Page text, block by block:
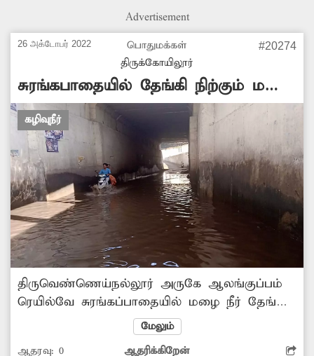
சீர்கேடு ஏற்படுவதால் பொதுமக்களுக்கு
தவிர்க்க அங்கு வடிகால் வசதி செய்து தர
சம்பந்தப்பட்டதுறை அதிகாரிகள் நடவடிக்கை
எடுக்க வேண்டியது அவசியம்.
Advertisement
26 அக்டோபர் 2022
பொதுமக்கள்
திருக்கோயிலூர்
#20274
சுரங்கபாதையில் தேங்கி நிற்கும் மழை
நீர்
கழிவுநீர்
திருவெண்ணெய்நல்லூர் அருகே ஆலங்குப்பம்
ரெயில்வே சுரங்கப்பாதையில் மழை நீர் தேங்கி
நிற்கிறது. இதனால் அந்த வழியாக இரு சக்கர
வாகனங்களில் செல்பவர்கள் மற்றும் நடந்து
மேலும்
ஆதரவு: 0 ஆதரிக்கிறேன்